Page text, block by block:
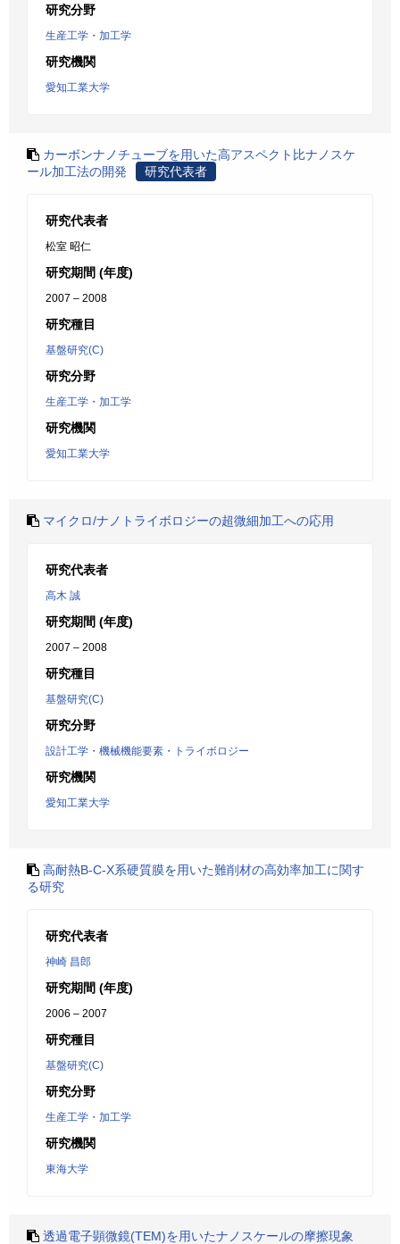
研究分野
生産工学・加工学
研究機関
愛知工業大学
カーボンナノチューブを用いた高アスペクト比ナノスケ
ール加工法の開発
研究代表者
研究代表者
松室 昭仁
研究期間 (年度)
2007 – 2008
研究種目
基盤研究(C)
研究分野
生産工学・加工学
研究機関
愛知工業大学
マイクロ/ナノトライボロジーの超微細加工への応用
研究代表者
高木 誠
研究期間 (年度)
2007 – 2008
研究種目
基盤研究(C)
研究分野
設計工学・機械機能要素・トライボロジー
研究機関
愛知工業大学
高耐熱B-C-X系硬質膜を用いた難削材の高効率加工に関す
る研究
研究代表者
神崎 昌郎
研究期間 (年度)
2006 – 2007
研究種目
基盤研究(C)
研究分野
生産工学・加工学
研究機関
東海大学
透過電子顕微鏡(TEM)を用いたナノスケールの摩擦現象